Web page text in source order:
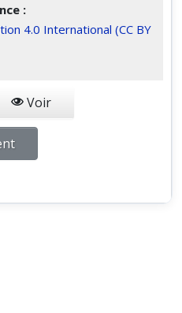
:
4.0 International (CC BY
Voir